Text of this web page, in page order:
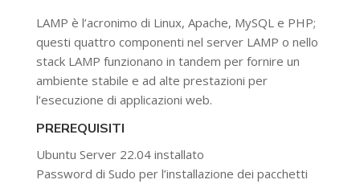
LAMP è l’acronimo di Linux, Apache, MySQL e PHP;
questi quattro componenti nel server LAMP o nello
stack LAMP funzionano in tandem per fornire un
ambiente stabile e ad alte prestazioni per
l’esecuzione di applicazioni web.
PREREQUISITI
Ubuntu Server 22.04 installato
Password di Sudo per l’installazione dei pacchetti